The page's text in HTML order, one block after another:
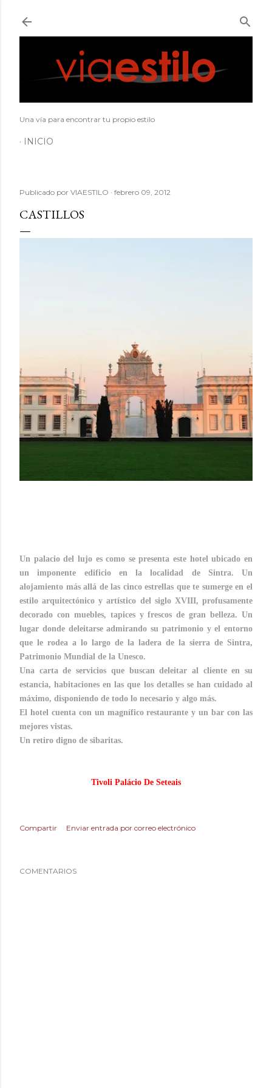
Una vía para encontrar tu propio estilo
INICIO
Publicado por VIAESTILO febrero 09, 2012
CASTILLOS
Un palacio del lujo es como se presenta este hotel ubicado en
un imponente edificio en la localidad de Sintra. Un
alojamiento más allá de las cinco estrellas que te sumerge en el
estilo arquitectónico y artístico del siglo XVIII, profusamente
decorado con muebles, tapices y frescos de gran belleza. Un
lugar donde deleitarse admirando su patrimonio y el entorno
que le rodea a lo largo de la ladera de la sierra de Sintra,
Patrimonio Mundial de la Unesco.
Una carta de servicios que buscan deleitar al cliente en su
estancia, habitaciones en las que los detalles se han cuidado al
máximo, disponiendo de todo lo necesario y algo más.
El hotel cuenta con un magnífico restaurante y un bar con las
mejores vistas.
Un retiro digno de sibaritas.
Tivoli Palácio De Seteais
Compartir Enviar entrada por correo electrónico
COMENTARIOS